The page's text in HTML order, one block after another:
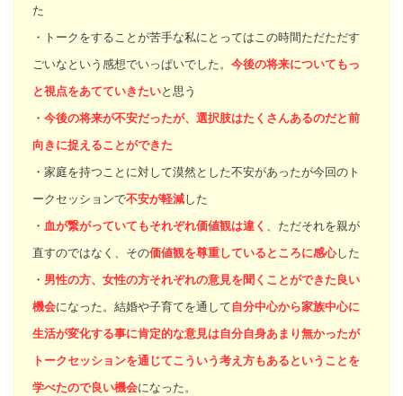
た
・トークをすることが苦手な私にとってはこの時間ただただす
ごいなという感想でいっぱいでした。 今後の将来についてもっ
と視点をあてていきたいと思う
・ 今後の将来が不安だったが、選択肢はたくさんあるのだと前
向きに捉えることができた
・家庭を持つことに対して漠然とした不安があったが今回のト
ークセッションで不安が軽減した
・ 血が繋がっていてもそれぞれ価値観は違く 、ただそれを親が
直すのではなく、その価値観を尊重しているところに感心した
・ 男性の方、女性の方それぞれの意見を聞くことができた良い
機会になった。結婚や子育てを通して自分中心から家族中心に
生活が変化する事に肯定的な意見は自分自身あまり無かったが
トークセッションを通じてこういう考え方もあるということを
学べたので良い機会になった。